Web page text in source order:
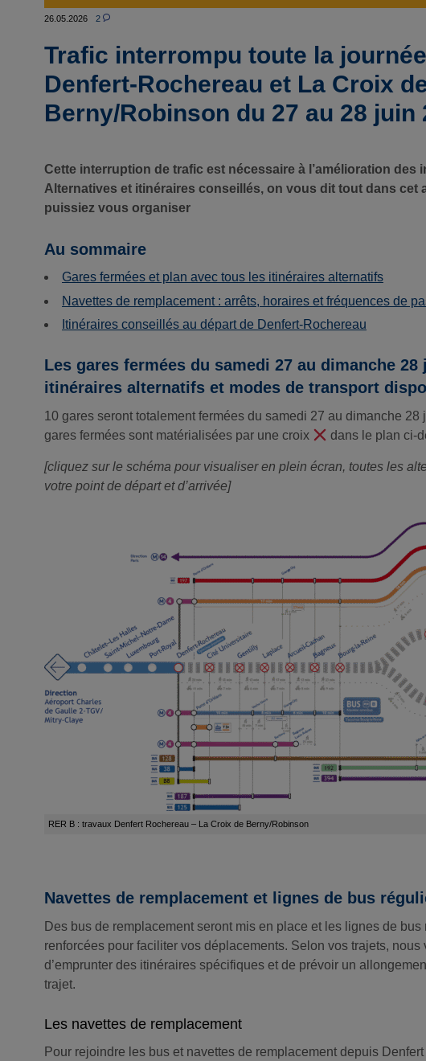
26.05.2026 2
Trafic interrompu toute la
Denfert-Rochereau et La Croix
Berny/Robinson du 27 au 28 juin
Cette interruption de trafic est nécessaire à l’amélioration des
Alternatives et itinéraires conseillés, on vous dit tout dans cet
puissiez vous organiser
Au sommaire
Gares fermées et plan avec tous les itinéraires alternatifs
Navettes de remplacement : arrêts, horaires et fréquences de
Itinéraires conseillés au départ de Denfert-Rochereau
Les gares fermées du samedi 27 au dimanche 28
itinéraires alternatifs et modes de transport
10 gares seront totalement fermées du samedi 27 au dimanche 28
gares fermées sont matérialisées par une croix
dans le plan ci-
[cliquez sur le schéma pour visualiser en plein écran, toutes les
votre point de départ et d’arrivée]
RER B : travaux Denfert Rochereau – La Croix de Berny/Robinson
Navettes de remplacement et lignes de bus
Des bus de remplacement seront mis en place et les lignes de
renforcées pour faciliter vos déplacements. Selon vos trajets, nous
d’emprunter des itinéraires spécifiques et de prévoir un
trajet.
Les navettes de remplacement
Pour rejoindre les bus et navettes de remplacement depuis